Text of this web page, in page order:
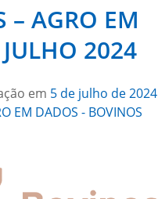
– AGRO EM
2024
em 5 de julho de 2024
EM DADOS - BOVINOS